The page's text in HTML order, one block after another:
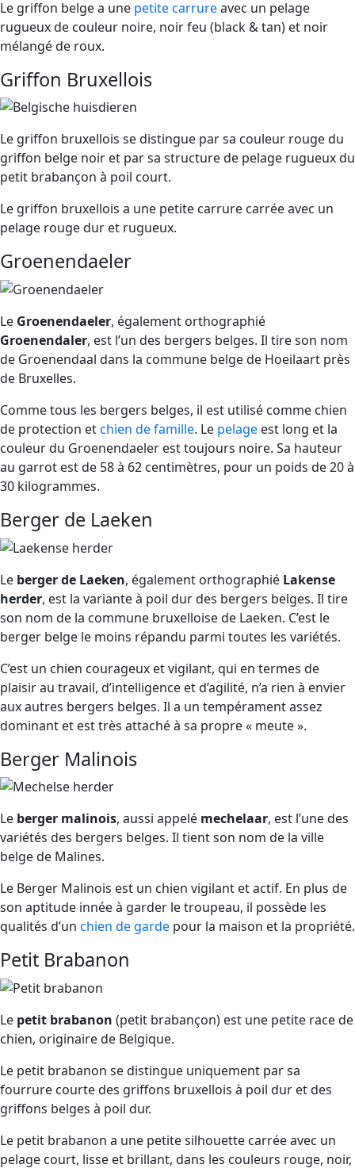
Le griffon belge a une petite carrureavec un pelage
rugueux de couleur noire, noir feu (black & tan) et noir
mélangé de roux.
Griffon Bruxellois
Le griffon bruxellois se distingue par sa couleur rouge du
griffon belge noir et par sa structure de pelage rugueux du
petit brabançon à poil court.
Le griffon bruxellois a une petite carrure carrée avec un
pelage rouge dur et rugueux.
Groenendaeler
Le Groenendaeler, également orthographié
Groenendaler, est l’un des bergers belges. Il tire son nom
de Groenendaal dans la commune belge de Hoeilaart près
de Bruxelles.
Comme tous les bergers belges, il est utilisé comme chien
de protection etchien de famille. Le pelage est long et la
couleur du Groenendaeler est toujours noire. Sa hauteur
au garrot est de 58 à 62 centimètres, pour un poids de 20 à
30 kilogrammes.
Berger de Laeken
Le berger de Laeken, également orthographié Lakense
herder, est la variante à poil dur des bergers belges. Il tire
son nom de la commune bruxelloise de Laeken. C’est le
berger belge le moins répandu parmi toutes les variétés.
C’est un chien courageux et vigilant, qui en termes de
plaisir au travail, d’intelligence et d’agilité, n’a rien à envier
aux autres bergers belges. Il a un tempérament assez
dominant et est très attaché à sa propre « meute ».
Berger Malinois
Le berger malinois, aussi appelé mechelaar, est l’une des
variétés des bergers belges. Il tient son nom de la ville
belge de Malines.
Le Berger Malinois est un chien vigilant et actif. En plus de
son aptitude innée à garder le troupeau, il possède les
qualités d’un chien de garde pour la maison et la propriété.
Petit Brabanon
Le petit brabanon (petit brabançon) est une petite race de
chien, originaire de Belgique.
Le petit brabanon se distingue uniquement par sa
fourrure courte des griffons bruxellois à poil dur et des
griffons belges à poil dur.
Le petit brabanon a une petite silhouette carrée avec un
pelage court, lisse et brillant, dans les couleurs rouge, noir,